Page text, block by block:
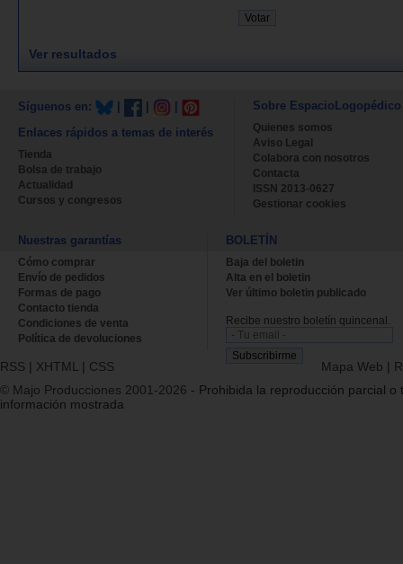
Ver resultados
Síguenos en:
Enlaces rápidos a temas de interés
Tienda
Bolsa de trabajo
Actualidad
Cursos y congresos
Sobre EspacioLogopédico
Quienes somos
Aviso Legal
Colabora con nosotros
Contacta
ISSN 2013-0627
Gestionar cookies
Nuestras garantías
Cómo comprar
Envío de pedidos
Formas de pago
Contacto tienda
Condiciones de venta
Política de devoluciones
BOLETÍN
Baja del boletin
Alta en el boletin
Ver último boletin publicado
Recibe nuestro boletín quincenal.
RSS | XHTML | CSS Mapa Web |
© Majo Producciones 2001-2026 - Prohibida la reproducción parcial o
información mostrada